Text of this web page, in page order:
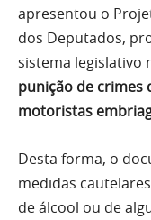
apresentou o
dos Deputados,
sistema legislativo
punição de
motoristas
Desta forma, o
medidas
de álcool ou de